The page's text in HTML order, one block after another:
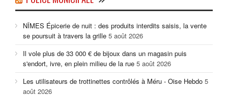
NÎMES Épicerie de nuit : des produits interdits saisis, la vente
se poursuit à travers la grille 5 août 2026
Il vole plus de 33 000 € de bijoux dans un magasin puis
s'endort, ivre, en plein milieu de la rue 5 août 2026
Les utilisateurs de trottinettes contrôlés à Méru - Oise Hebdo 5
août 2026